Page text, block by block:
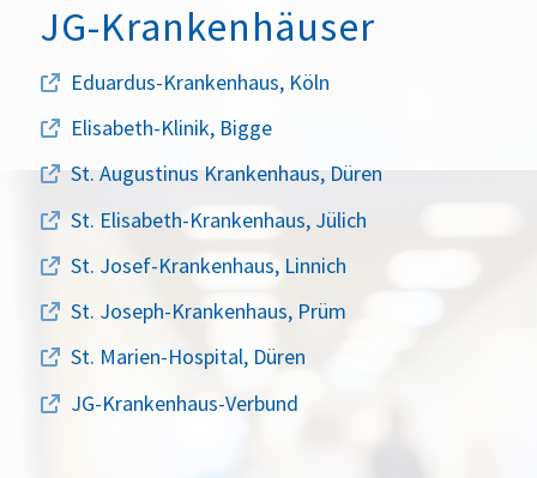
JG-Krankenhäuser
Eduardus-Krankenhaus, Köln
Elisabeth-Klinik, Bigge
St. Augustinus Krankenhaus, Düren
St. Elisabeth-Krankenhaus, Jülich
St. Josef-Krankenhaus, Linnich
St. Joseph-Krankenhaus, Prüm
St. Marien-Hospital, Düren
JG-Krankenhaus-Verbund